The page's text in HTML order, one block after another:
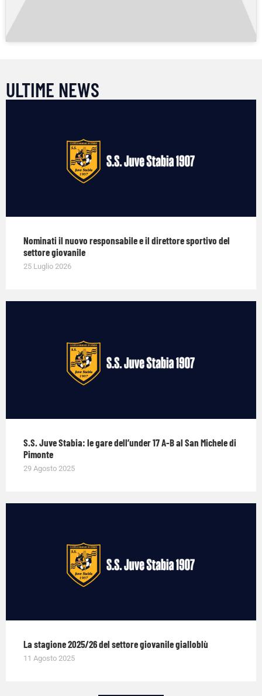
ULTIME NEWS
Nominati il nuovo responsabile e il direttore sportivo del
settore giovanile
25 Luglio 2026
S.S. Juve Stabia: le gare dell’under 17 A-B al San Michele di
Pimonte
29 Agosto 2025
La stagione 2025/26 del settore giovanile gialloblù
11 Agosto 2025